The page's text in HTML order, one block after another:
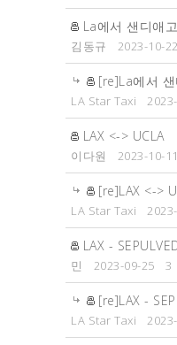
La에서 샌디애
김동규 2023-10-22
[re]La에서 샌
LA Star Taxi
LAX <-> UCLA
이다원 2023-10-11
[re]LAX <->
LA Star Taxi
LAX -
민 2023-09-25 3
[re]LAX -
LA Star Taxi